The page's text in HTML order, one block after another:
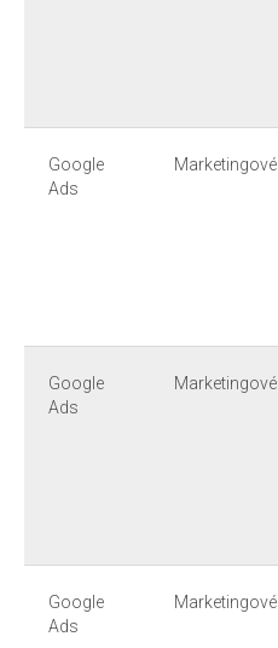
Google
Ads
Marketingové
Google
Ads
Marketingové
Google
Ads
Marketingové